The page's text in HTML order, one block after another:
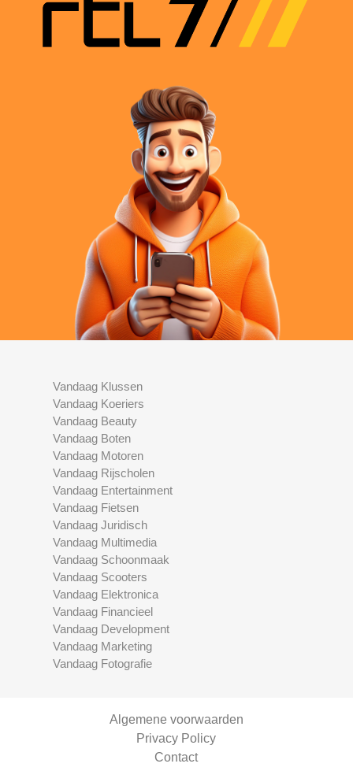
Vandaag Klussen
Vandaag Koeriers
Vandaag Beauty
Vandaag Boten
Vandaag Motoren
Vandaag Rijscholen
Vandaag Entertainment
Vandaag Fietsen
Vandaag Juridisch
Vandaag Multimedia
Vandaag Schoonmaak
Vandaag Scooters
Vandaag Elektronica
Vandaag Financieel
Vandaag Development
Vandaag Marketing
Vandaag Fotografie
Algemene voorwaarden
Privacy Policy
Contact